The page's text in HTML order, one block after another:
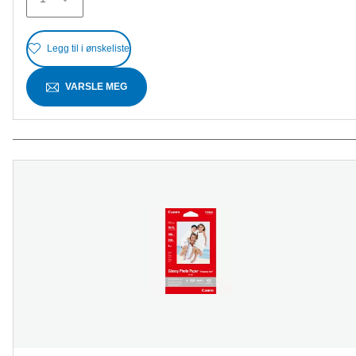
Legg til i ønskeliste
VARSLE MEG